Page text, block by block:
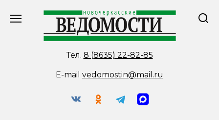
Тел. 8 (8635) 22-82-85
E-mail vedomostin@mail.ru